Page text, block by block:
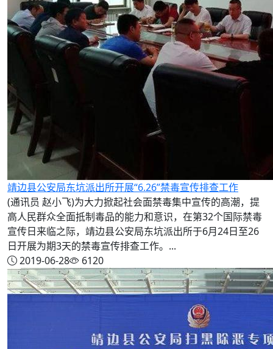
靖边县公安局东坑派出所开展“6.26”禁毒宣传排查工作
(通讯员 赵小飞)为大力掀起社会面禁毒集中宣传的高潮，提
高人民群众全面抵制毒品的能力和意识，在第32个国际禁毒
宣传日来临之际，靖边县公安局东坑派出所于6月24日至26
日开展为期3天的禁毒宣传排查工作。...
2019-06-28
6120